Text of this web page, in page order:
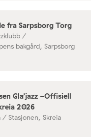
fra Sarpsborg Torg
/
bakgård, Sarpsborg
Gla’jazz -Offisiell
2026
/ Stasjonen, Skreia